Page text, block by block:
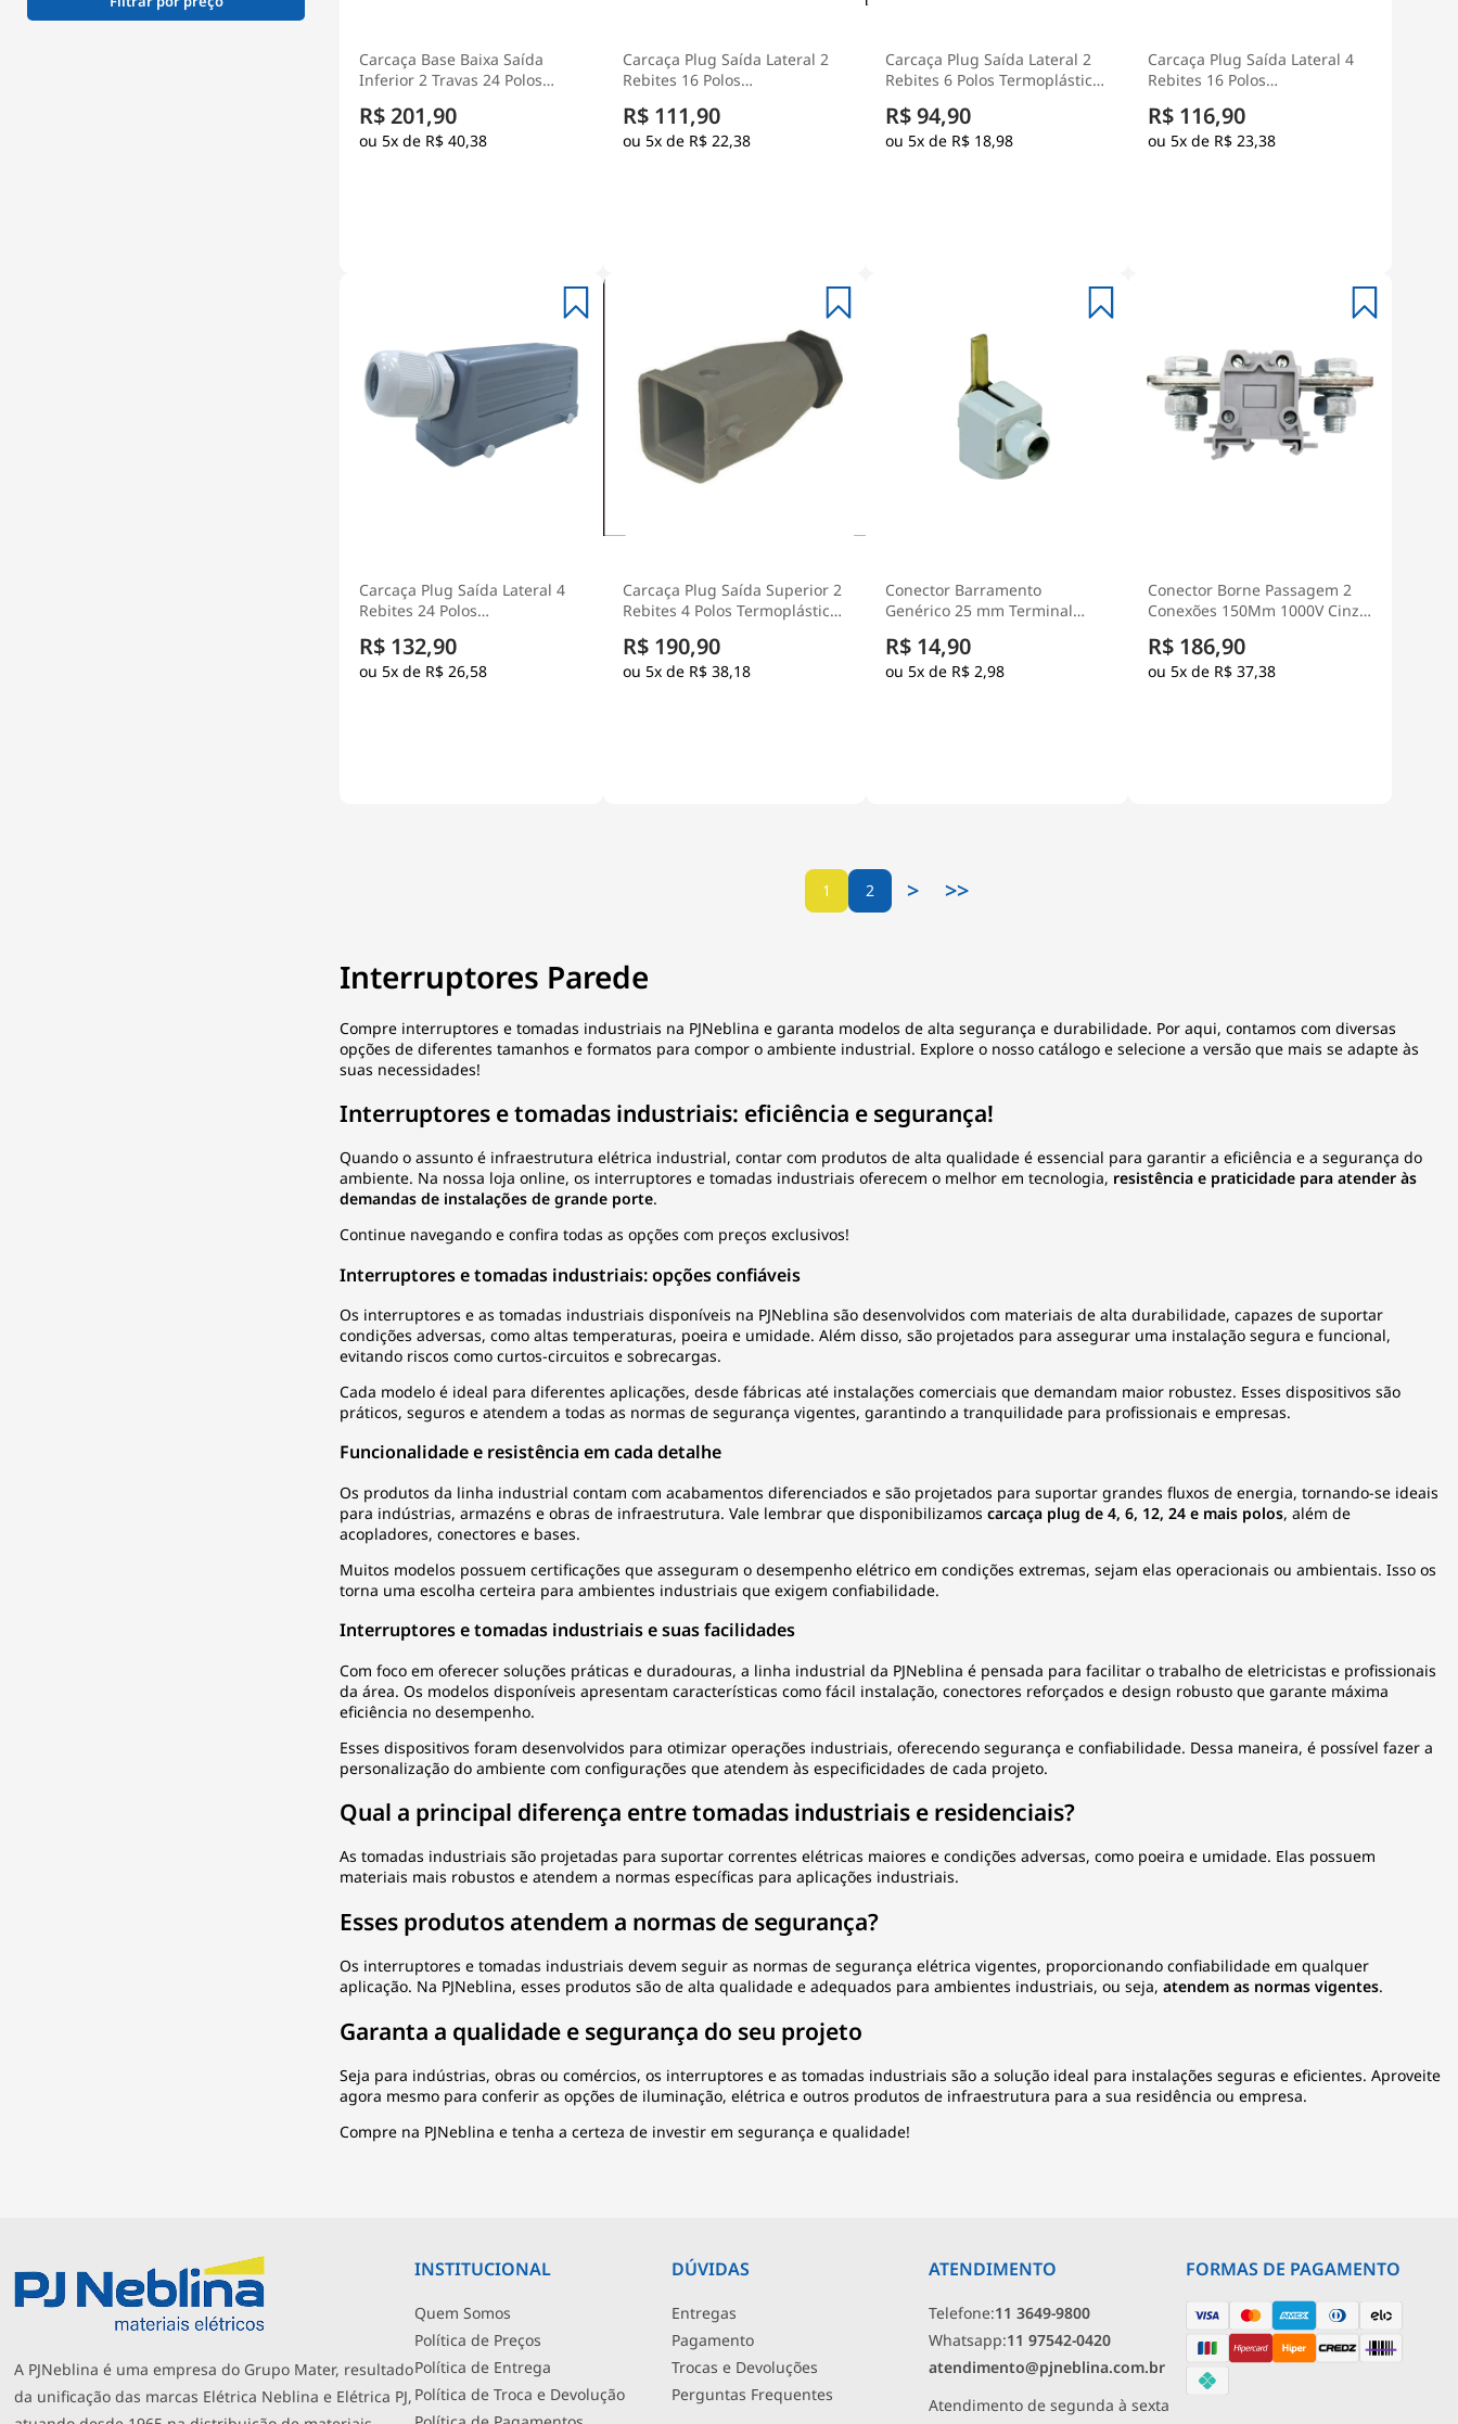
Carcaça Base Baixa Saída
Inferior 2 Travas 24 Polos
Múltipla - Steck
R$ 201,90
5x de R$ 40,38
Carcaça Plug Saída Lateral 2
Rebites 16 Polos
Múltipla - Steck
R$ 111,90
5x de R$ 22,38
Carcaça Plug Saída Lateral 2
Rebites 6 Polos Termoplástico
R$ 94,90
5x de R$ 18,98
Carcaça Plug Saída Lateral 4
Rebites 16 Polos
Múltipla - Steck
R$ 116,90
5x de R$ 23,38
Carcaça Plug Saída Lateral 4
Rebites 24 Polos
Múltipla - Steck
R$ 132,90
5x de R$ 26,58
Carcaça Plug Saída Superior 2
Rebites 4 Polos Termoplástico
R$ 190,90
5x de R$ 38,18
Conector Barramento
Genérico 25 mm Terminal
R$ 14,90
5x de R$ 2,98
Conector Borne Passagem 2
Conexões 150Mm 1000V Cinza
R$ 186,90
5x de R$ 37,38
1 2 > >>
Interruptores Parede
Compre interruptores e tomadas industriais na PJNeblina e garanta modelos de alta segurança e durabilidade. Por aqui, contamos com diversas
opções de diferentes tamanhos e formatos para compor o ambiente industrial. Explore o nosso catálogo e selecione a versão que mais se adapte às
suas necessidades!
Interruptores e tomadas industriais: eficiência e segurança!
Quando o assunto é infraestrutura elétrica industrial, contar com produtos de alta qualidade é essencial para garantir a eficiência e a segurança do
ambiente. Na nossa loja online, os interruptores e tomadas industriais oferecem o melhor em tecnologia, resistência e praticidade para atender às
demandas de instalações de grande porte.
Continue navegando e confira todas as opções com preços exclusivos!
Interruptores e tomadas industriais: opções confiáveis
Os interruptores e as tomadas industriais disponíveis na PJNeblina são desenvolvidos com materiais de alta durabilidade, capazes de suportar
condições adversas, como altas temperaturas, poeira e umidade. Além disso, são projetados para assegurar uma instalação segura e funcional,
evitando riscos como curtos-circuitos e sobrecargas.
Cada modelo é ideal para diferentes aplicações, desde fábricas até instalações comerciais que demandam maior robustez. Esses dispositivos são
práticos, seguros e atendem a todas as normas de segurança vigentes, garantindo a tranquilidade para profissionais e empresas.
Funcionalidade e resistência em cada detalhe
Os produtos da linha industrial contam com acabamentos diferenciados e são projetados para suportar grandes fluxos de energia, tornando-se ideais
para indústrias, armazéns e obras de infraestrutura. Vale lembrar que disponibilizamoscarcaça plug de 4, 6, 12, 24 e mais polos, além de
acopladores, conectores e bases.
Muitos modelos possuem certificações que asseguram o desempenho elétrico em condições extremas, sejam elas operacionais ou ambientais. Isso os
torna uma escolha certeira para ambientes industriais que exigem confiabilidade.
Interruptores e tomadas industriais e suas facilidades
Com foco em oferecer soluções práticas e duradouras, a linha industrial da PJNeblina é pensada para facilitar o trabalho de eletricistas e profissionais
da área. Os modelos disponíveis apresentam características como fácil instalação, conectores reforçados e design robusto que garante máxima
eficiência no desempenho.
Esses dispositivos foram desenvolvidos para otimizar operações industriais, oferecendo segurança e confiabilidade. Dessa maneira, é possível fazer a
personalização do ambiente com configurações que atendem às especificidades de cada projeto.
Qual a principal diferença entre tomadas industriais e residenciais?
As tomadas industriais são projetadas para suportar correntes elétricas maiores e condições adversas, como poeira e umidade. Elas possuem
materiais mais robustos e atendem a normas específicas para aplicações industriais.
Esses produtos atendem a normas de segurança?
Os interruptores e tomadas industriais devem seguir as normas de segurança elétrica vigentes, proporcionando confiabilidade em qualquer
aplicação. Na PJNeblina, esses produtos são de alta qualidade e adequados para ambientes industriais, ou seja,atendem as normas vigentes.
Garanta a qualidade e segurança do seu projeto
Seja para indústrias, obras ou comércios, os interruptores e as tomadas industriais são a solução ideal para instalações seguras e eficientes. Aproveite
agora mesmo para conferir as opções de iluminação, elétrica e outros produtos de infraestrutura para a sua residência ou empresa.
Compre na PJNeblina e tenha a certeza de investir em segurança e qualidade!
A PJNeblina é uma empresa do Grupo Mater, resultado
da unificação das marcas Elétrica Neblina e Elétrica PJ,
INSTITUCIONAL
Quem Somos
Política de Preços
Política de Entrega
Política de Troca e Devolução
DÚVIDAS
Entregas
Pagamento
Trocas e Devoluções
Perguntas Frequentes
ATENDIMENTO
Telefone:11 3649-9800
Whatsapp:11 97542-0420
atendimento@pjneblina.com.br
Atendimento de segunda à sexta
FORMAS DE PAGAMENTO